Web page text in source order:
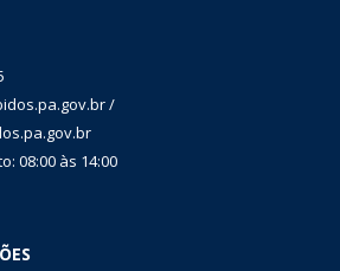
/
08:00 às 14:00